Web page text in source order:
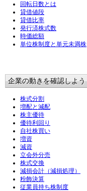
回転日数とは
貸借値段
貸借比率
発行済株式数
時価総額
単位株制度と単元未満株
企業の動きを確認しよう
株式分割
増配と減配
株主優待
優待利回り
自社株買い
増資
減資
立会外分売
株式交換
減損会計（減損処理）
粉飾決算
従業員持ち株制度